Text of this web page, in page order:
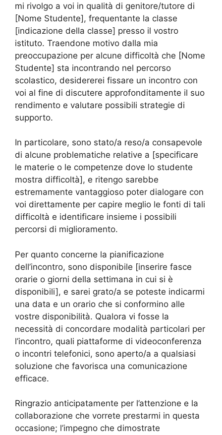
mi rivolgo a voi in qualità di genitore/tutore di
[Nome Studente], frequentante la classe
[indicazione della classe] presso il vostro
istituto. Traendone motivo dalla mia
preoccupazione per alcune difficoltà che [Nome
Studente] sta incontrando nel percorso
scolastico, desidererei fissare un incontro con
voi al fine di discutere approfonditamente il suo
rendimento e valutare possibili strategie di
supporto.
In particolare, sono stato/a reso/a consapevole
di alcune problematiche relative a [specificare
le materie o le competenze dove lo studente
mostra difficoltà], e ritengo sarebbe
estremamente vantaggioso poter dialogare con
voi direttamente per capire meglio le fonti di tali
difficoltà e identificare insieme i possibili
percorsi di miglioramento.
Per quanto concerne la pianificazione
dell’incontro, sono disponibile [inserire fasce
orarie o giorni della settimana in cui si è
disponibili], e sarei grato/a se poteste indicarmi
una data e un orario che si conformino alle
vostre disponibilità. Qualora vi fosse la
necessità di concordare modalità particolari per
l’incontro, quali piattaforme di videoconferenza
o incontri telefonici, sono aperto/a a qualsiasi
soluzione che favorisca una comunicazione
efficace.
Ringrazio anticipatamente per l’attenzione e la
collaborazione che vorrete prestarmi in questa
occasione; l’impegno che dimostrate